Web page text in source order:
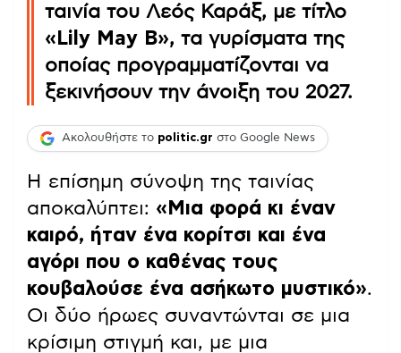
ταινία του Λεός Καράξ, με τίτλο
«Lily May B», τα γυρίσματα της
οποίας προγραμματίζονται να
ξεκινήσουν την άνοιξη του 2027.
Ακολουθήστε το politic.gr στο Google News
Η επίσημη σύνοψη της ταινίας
αποκαλύπτει: «Μια φορά κι έναν
καιρό, ήταν ένα κορίτσι και ένα
αγόρι που ο καθένας τους
κουβαλούσε ένα ασήκωτο μυστικό».
Οι δύο ήρωες συναντώνται σε μια
κρίσιμη στιγμή και, με μια